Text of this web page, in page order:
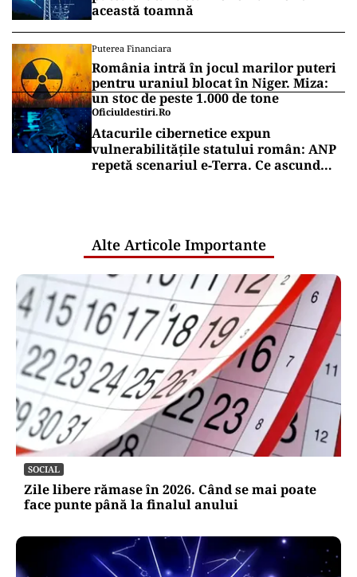
această toamnă
Puterea Financiara
România intră în jocul marilor puteri
pentru uraniul blocat în Niger. Miza:
un stoc de peste 1.000 de tone
Oficiuldestiri.ro
Atacurile cibernetice expun
vulnerabilitățile statului român: ANP
repetă scenariul e‑Terra. Ce ascund
Alte Articole Importante
SOCIAL
Zile libere rămase în 2026. Când se mai poate
face punte până la finalul anului